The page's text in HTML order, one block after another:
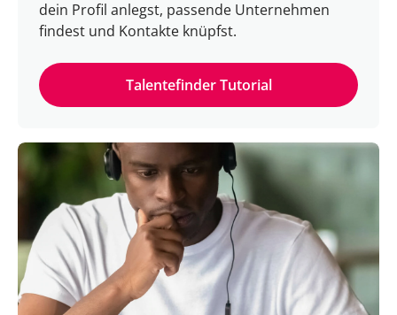
dein Profil anlegst, passende Unternehmen
findest und Kontakte knüpfst.
Talentefinder Tutorial